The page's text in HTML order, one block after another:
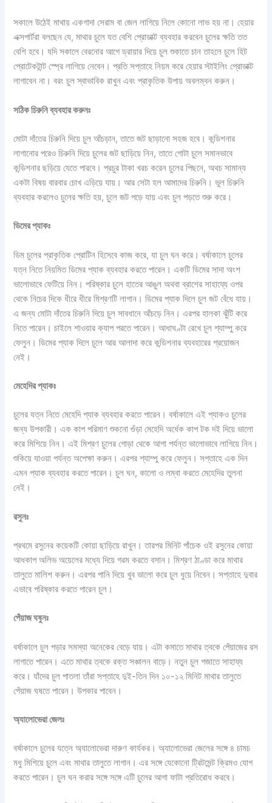
সকালে উঠেই মাথায় একগাদা সেরাম বা জেল লাগিয়ে নিলে কোনো লাভ হয় না। হেয়ার
এক্সপার্টরা বলছেন যে, মাথার চুলে যত বেশি প্রোডাক্ট ব্যবহার করবেন চুলের ক্ষতি তত
বেশি হবে। যদি সকালে বেরনোর আগে ড্রায়ার দিয়ে চুল শুকাতে চান তাহলে চুলে হিট
প্রোটেকটান্ট স্প্রে লাগিয়ে নেবেন। প্রতি সপ্তাহে নিয়ম করে হেয়ার স্টাইলিং প্রোডাক্ট
লাগাবেন না। বরং চুল স্বাভাবিক রাখুন এবং প্রাকৃতিক উপায় অবলম্বন করুন।
সঠিকচিরুনিব্যবহারকরুনঃ
মোটা দাঁতের চিরুনি দিয়ে চুল আঁচড়ান, তাতে জট ছাড়ানো সহজ হবে। কন্ডিশনার
লাগানোর পরেও চিরুনি দিয়ে চুলের জট ছাড়িয়ে নিন, তাতে গোটা চুলে সমানভাবে
কন্ডিশনার ছড়িয়ে যেতে পারবে। প্রচুর টাকা খরচ করেন চুলের পিছনে, অথচ সামান্য
একটা বিষয় বারবার চোখ এড়িয়ে যায়। আর সেটা হল আমাদের চিরুনি। ভুল চিরুনি
ব্যবহার করলেও চুলের ক্ষতি হয়, চুলে জট পড়ে যায় এবং চুল পড়তে শুরু করে।
ডিমেরপ্যাকঃ
ডিম চুলের প্রাকৃতিক প্রোটিন হিসেবে কাজ করে, যা চুল ঘন করে। বর্ষাকালে চুলের
যত্ন নিতে নিয়মিত ডিমের প্যাক ব্যবহার করতে পারেন। একটি ডিমের সাদা অংশ
ভালোভাবে ফেটিয়ে নিন। পরিষ্কার চুলে হাতের আঙুল অথবা ব্রাশের সাহায্যে ওপর
থেকে নিচের দিকে ধীরে ধীরে মিশ্রণটি লাগান। ডিমের প্যাক দিলে চুল জট বেঁধে যায়।
এ জন্য মোটা দাঁতের চিরুনি দিয়ে চুল সাবধানে আঁচড়ে নিন। এরপর হালকা ঝুঁটি করে
নিতে পারেন। চাইলে শাওয়ার ক্যাপ পরতে পারেন। আধাঘণ্টা রেখে চুল শ্যাম্পু করে
ফেলুন। ডিমের প্যাক দিলে চুলে আর আলাদা করে কন্ডিশনার ব্যবহারের প্রয়োজন
নেই।
মেহেদিরপ্যাকঃ
চুলের যত্ন নিতে মেহেদি প্যাক ব্যবহার করতে পারেন। বর্ষাকালে এই প্যাকও চুলের
জন্য উপকারী। এক কাপ পরিমাণ শুকনো গুঁড়া মেহেদি অর্ধেক কাপ টক দই দিয়ে ভালো
করে মিশিয়ে নিন। এই মিশ্রণ চুলের গোড়া থেকে আগা পর্যন্ত ভালোভাবে লাগিয়ে নিন।
শুকিয়ে যাওয়া পর্যন্ত অপেক্ষা করুন। এরপর শ্যাম্পু করে ফেলুন। সপ্তাহে এক দিন
এমন প্যাক ব্যবহার করতে পারেন। চুল ঘন, কালো ও লম্বা করতে মেহেদির তুলনা
নেই।
রসুন
প্রথমে রসুনের কয়েকটি কোয়া ছাড়িয়ে রাখুন। তারপর মিনিট পাঁচেক ওই রসুনের কোয়া
আধকাপ অলিভ অয়েলের মধ্যে দিয়ে গরম করতে বসান। মিশ্রণ ঠাণ্ডা করে মাথার
তালুতে মালিশ করুন। এরপর পানি দিয়ে খুব ভালো করে চুল ধুয়ে নিবেন। সপ্তাহে দুবার
এভাবে পরিষ্কার করতে পারেন চুল।
পেঁয়াজঘষুনঃ
বর্ষাকালে চুল পড়ার সমস্যা অনেকের বেড়ে যায়। এটা কমাতে মাথার ত্বকে পেঁয়াজের রস
লাগাতে পারেন। এতে মাথার ত্বকে রক্ত সঞ্চালন বাড়ে। নতুন চুল গজাতে সাহায্য
করে। যাঁদের চুল পাতলা তাঁরা সপ্তাহে দুই-তিন দিন ১০-১২ মিনিট মাথার তালুতে
পেঁয়াজ ঘষতে পারেন। উপকার পাবেন।
অ্যালোভেরাজেলঃ
বর্ষাকালে চুলের যত্নে অ্যালোভেরা দারুণ কার্যকর। অ্যালোভেরা জেলের সঙ্গে ৪ চামচ
মধু মিশিয়ে চুলে এবং মাথার তালুতে লাগান। এর সঙ্গে যেকোনো ট্রিটমেন্ট ক্রিমও যোগ
করতে পারেন। চুল ঘন করার সঙ্গে সঙ্গে এটি চুলের আগা ফাটা প্রতিরোধ করবে।